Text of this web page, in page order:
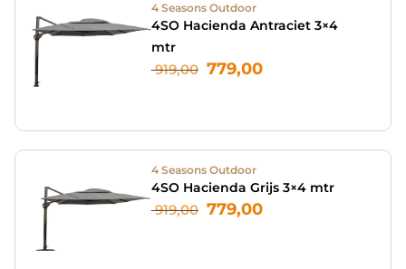
4 Seasons Outdoor
4SO Hacienda Antraciet 3×4
mtr
919,00 779,00
4 Seasons Outdoor
4SO Hacienda Grijs 3×4 mtr
919,00 779,00